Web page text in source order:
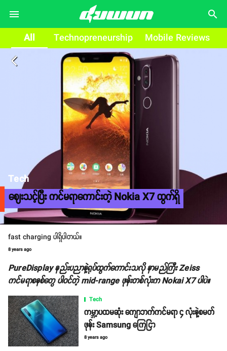
search
All Technopreneurship Mobile Reviews
arrow_back_ios
Tech
ဈေးသင့်ပြီး ကင်မရာကောင်းတဲ့ Nokia X7 ထွက်ရှိ
fast charging ပါရှိပါတယ်။
8 years ago
PureDisplay နည်းပညာနဲ့ရုပ်ထွက်ကောင်းသလို နာမည်ကြီး Zeiss
ကင်မရာစနစ်တွေ ပါဝင်တဲ့ mid-range ဖုန်းတစ်လုံးက Nokai X7 ပါပဲ။
Tech
ကမ္ဘာ့ပထမဆုံး ကျောဘက်ကင်မရာ ၄ လုံးနဲ့စမတ်
ဖုန်း Samsung ကြေငြာ
8 years ago